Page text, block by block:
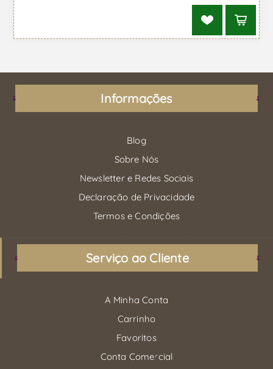
Informações
Blog
Sobre Nós
Newsletter e Redes Sociais
Declaração de Privacidade
Termos e Condições
Serviço ao Cliente
A Minha Conta
Carrinho
Favoritos
Conta Comercial